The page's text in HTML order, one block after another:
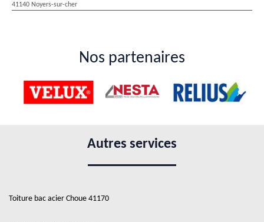
41140 Noyers-sur-cher
Nos partenaires
Autres services
Toiture bac acier Choue 41170